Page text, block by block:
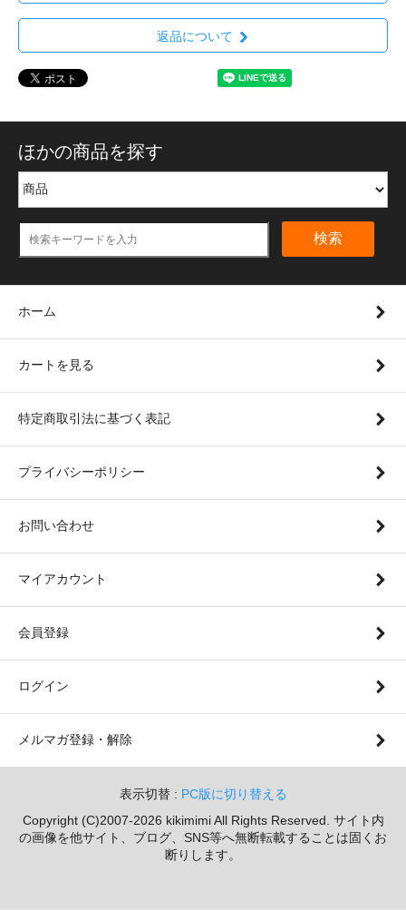
返品について
ほかの商品を探す
検索
ホーム
カートを見る
特定商取引法に基づく表記
プライバシーポリシー
お問い合わせ
マイアカウント
会員登録
ログイン
メルマガ登録・解除
表示切替 : PC版に切り替える
Copyright (C)2007-2026 kikimimi All Rights Reserved. サイト内
の画像を他サイト、ブログ、SNS等へ無断転載することは固くお
断りします。